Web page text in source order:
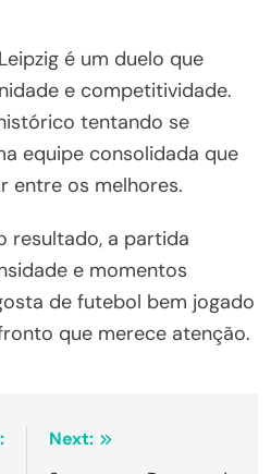
é um duelo que
e competitividade.
tentando se
equipe consolidada que
entre os melhores.
resultado, a partida
e momentos
de futebol bem jogado
que merece atenção.
Next: